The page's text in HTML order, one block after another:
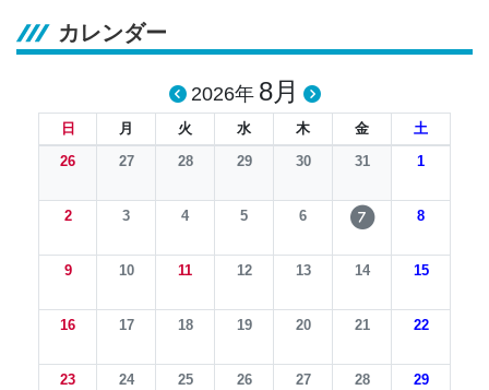
カレンダー
2026年 8月
日 月 火 水 木 金
土
26
27 28 29 30 31 1
2 3 4 5 6 7 8
9 10 11 12 13 14 15
16 17 18 19 20 21 22
23 24 25 26 27 28 29